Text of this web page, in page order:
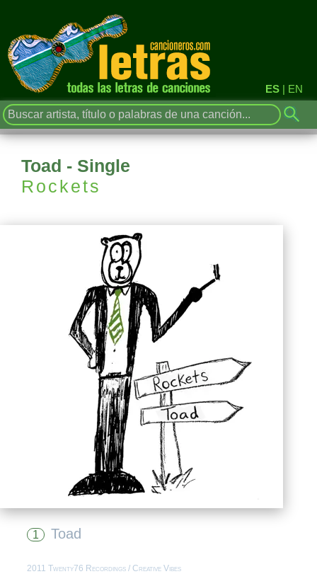
ES | EN
Toad - Single
Rockets
1 Toad
2011 Twenty76 Recordings / Creative Vibes